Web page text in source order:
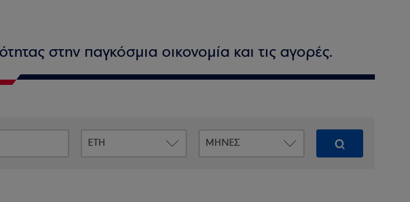
στην παγκόσμια οικονομία και τις αγορές.